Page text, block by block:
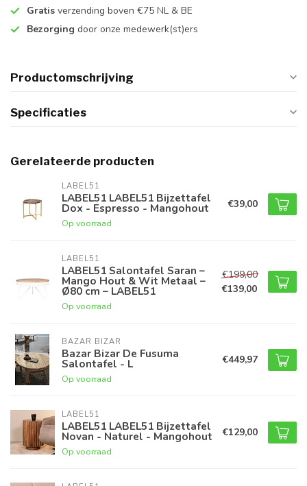
Gratis verzending boven €75 NL & BE
Bezorging door onze medewerk(st)ers
Productomschrijving
Specificaties
Gerelateerde producten
LABEL51
LABEL51 LABEL51 Bijzettafel
Dox - Espresso - Mangohout
Op voorraad
€39,00
LABEL51
LABEL51 Salontafel Saran –
Mango Hout & Wit Metaal –
Ø80 cm – LABEL51
Op voorraad
€199,00
€139,00
BAZAR BIZAR
Bazar Bizar De Fusuma
Salontafel - L
Op voorraad
€449,97
LABEL51
LABEL51 LABEL51 Bijzettafel
Novan - Naturel - Mangohout
Op voorraad
€129,00